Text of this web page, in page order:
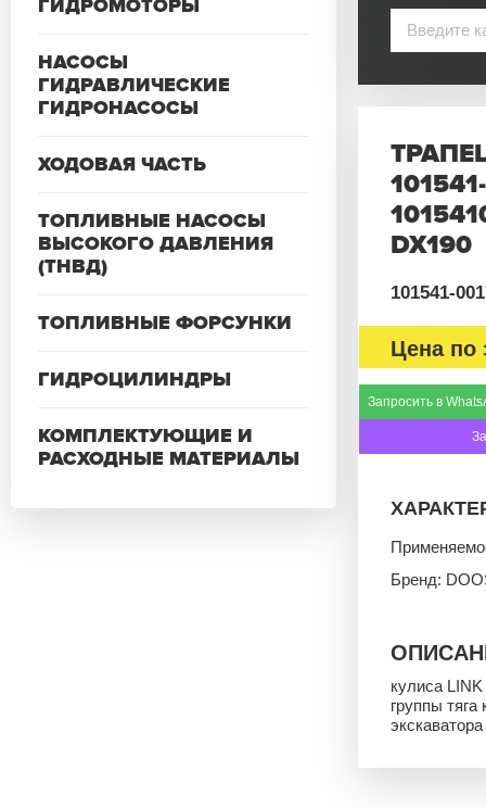
ГИДРОМОТОРЫ
НАСОСЫ
ГИДРАВЛИЧЕСКИЕ
ГИДРОНАСОСЫ
ХОДОВАЯ ЧАСТЬ
ТОПЛИВНЫЕ НАСОСЫ
ВЫСОКОГО ДАВЛЕНИЯ
(ТНВД)
ТОПЛИВНЫЕ ФОРСУНКИ
ГИДРОЦИЛИНДРЫ
КОМПЛЕКТУЮЩИЕ И
РАСХОДНЫЕ МАТЕРИАЛЫ
DX190
101541-
Цена по
Запросить в
Бренд:
кулиса
группы
экскаватора